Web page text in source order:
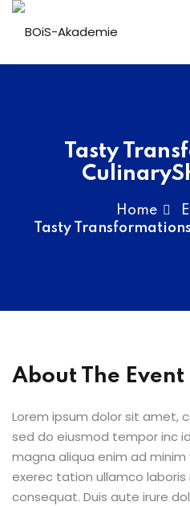
Tasty
Home
Tasty
About The Event
Lorem ipsum dolor sit amet,
sed do eiusmod tempor inc
magna aliqua enim ad minim
exerec tation ullamco
consequat. Duis aute irure